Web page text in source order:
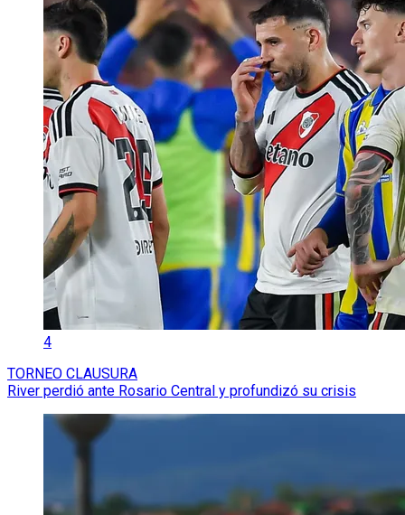
4
TORNEO CLAUSURA
River perdió ante Rosario Central y profundizó su crisis